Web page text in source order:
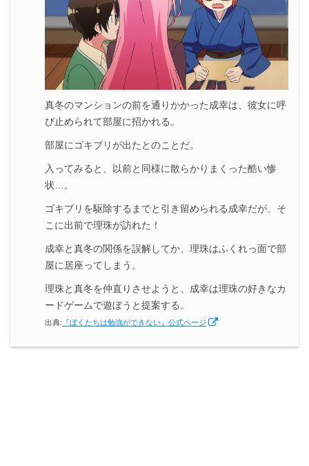
真冬のマンションの前を通りかかった成幸は、彼女に呼
び止められて部屋に招かれる。
部屋にゴキブリが出たとのことだ。
入ってみると、以前と同様に散らかりまくった酷い惨
状…。
ゴキブリを駆除するまでと引き留められる成幸だが、そ
こに出前で理珠が訪れた！
成幸と真冬の関係を誤解してか、理珠はふくれっ面で部
屋に居座ってしまう。
理珠と真冬を仲直りさせようと、成幸は理珠の好きなカ
ードゲームで遊ぼうと提案する。
出典: 『ぼくたちは勉強ができない』公式ページ